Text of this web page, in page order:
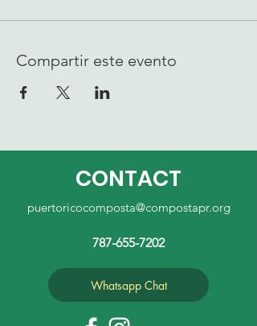
Compartir este evento
CONTACT
puertoricocomposta@compostapr.org
787-655-7202
Whatsapp Chat